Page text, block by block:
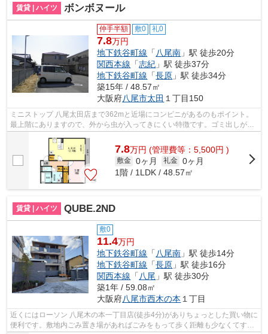
賃貸 | ハイツ ボンボヌール
仲手半額 敷0 礼0
7.8万円
地下鉄谷町線 「 八尾南 」駅 徒歩20分
関西本線 「志紀 」駅 徒歩37分
地下鉄谷町線 「長原 」駅 徒歩34分
築15年 / 48.57㎡
大阪府八尾市太田 １丁目150
ミニストップ 八尾太田店まで362mと近場にコンビニがあるのもポイント。
最上階にありますので、外から虫が入ってきにくい特徴です。ゴミ出しがし
7.8万円 (管理費等：5,500円 )
敷金 0ヶ月 礼金 0ヶ月
1階 / 1LDK / 48.57㎡
賃貸 | ハイツ QUBE.2ND
敷0
11.4万円
地下鉄谷町線 「 八尾南 」駅 徒歩14分
地下鉄谷町線 「長原 」駅 徒歩16分
関西本線 「 八尾 」駅 徒歩30分
築1年 / 59.08㎡
大阪府八尾市西木の本 １丁目
近くにはローソン 八尾木の本一丁目店(徒歩4分)がありちょっとした買い物に
便利です。敷地内ごみ置き場があればごみをもって歩く距離も少なくてすみ